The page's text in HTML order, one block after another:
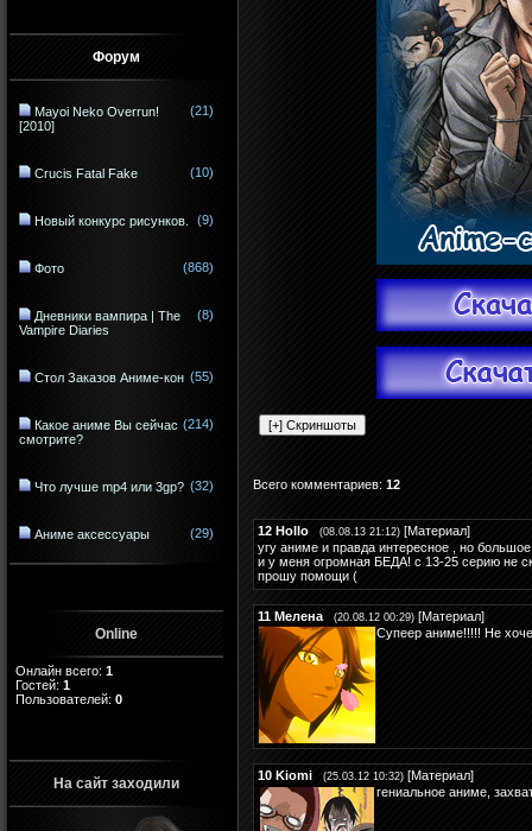
Форум
Mayoi Neko Overrun!
[2010]
(21)
Crucis Fatal Fake (10)
Новый конкурс рисунков. (9)
Фото (868)
Дневники вампира | The
Vampire Diaries
(8)
Стол Заказов Аниме-кон (55)
Какое аниме Вы сейчас
смотрите?
(214)
Что лучше mp4 или 3gp? (32)
Аниме аксессуары (29)
Online
Онлайн всего: 1
Гостей: 1
Пользователей: 0
На сайт заходили
Всего комментариев: 12
12 Hollo (08.08.13 21:12) [Материал]
угу аниме и правда интересное , но
и у меня огромная БЕДА! с 13-25 серию не
прошу помощи (
11 Мелена (20.08.12 00:29) [Материал]
Супеер аниме!!!!! Не
10 Kiomi (25.03.12 10:32) [Материал]
гениальное аниме,